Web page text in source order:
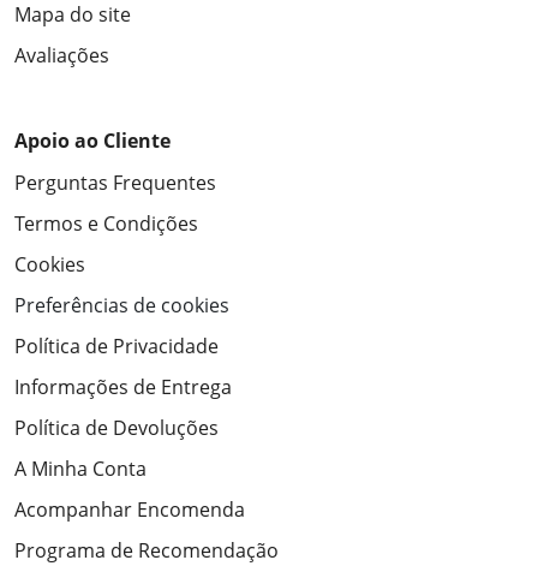
Mapa do site
Avaliações
Apoio ao Cliente
Perguntas Frequentes
Termos e Condições
Cookies
Preferências de cookies
Política de Privacidade
Informações de Entrega
Política de Devoluções
A Minha Conta
Acompanhar Encomenda
Programa de Recomendação